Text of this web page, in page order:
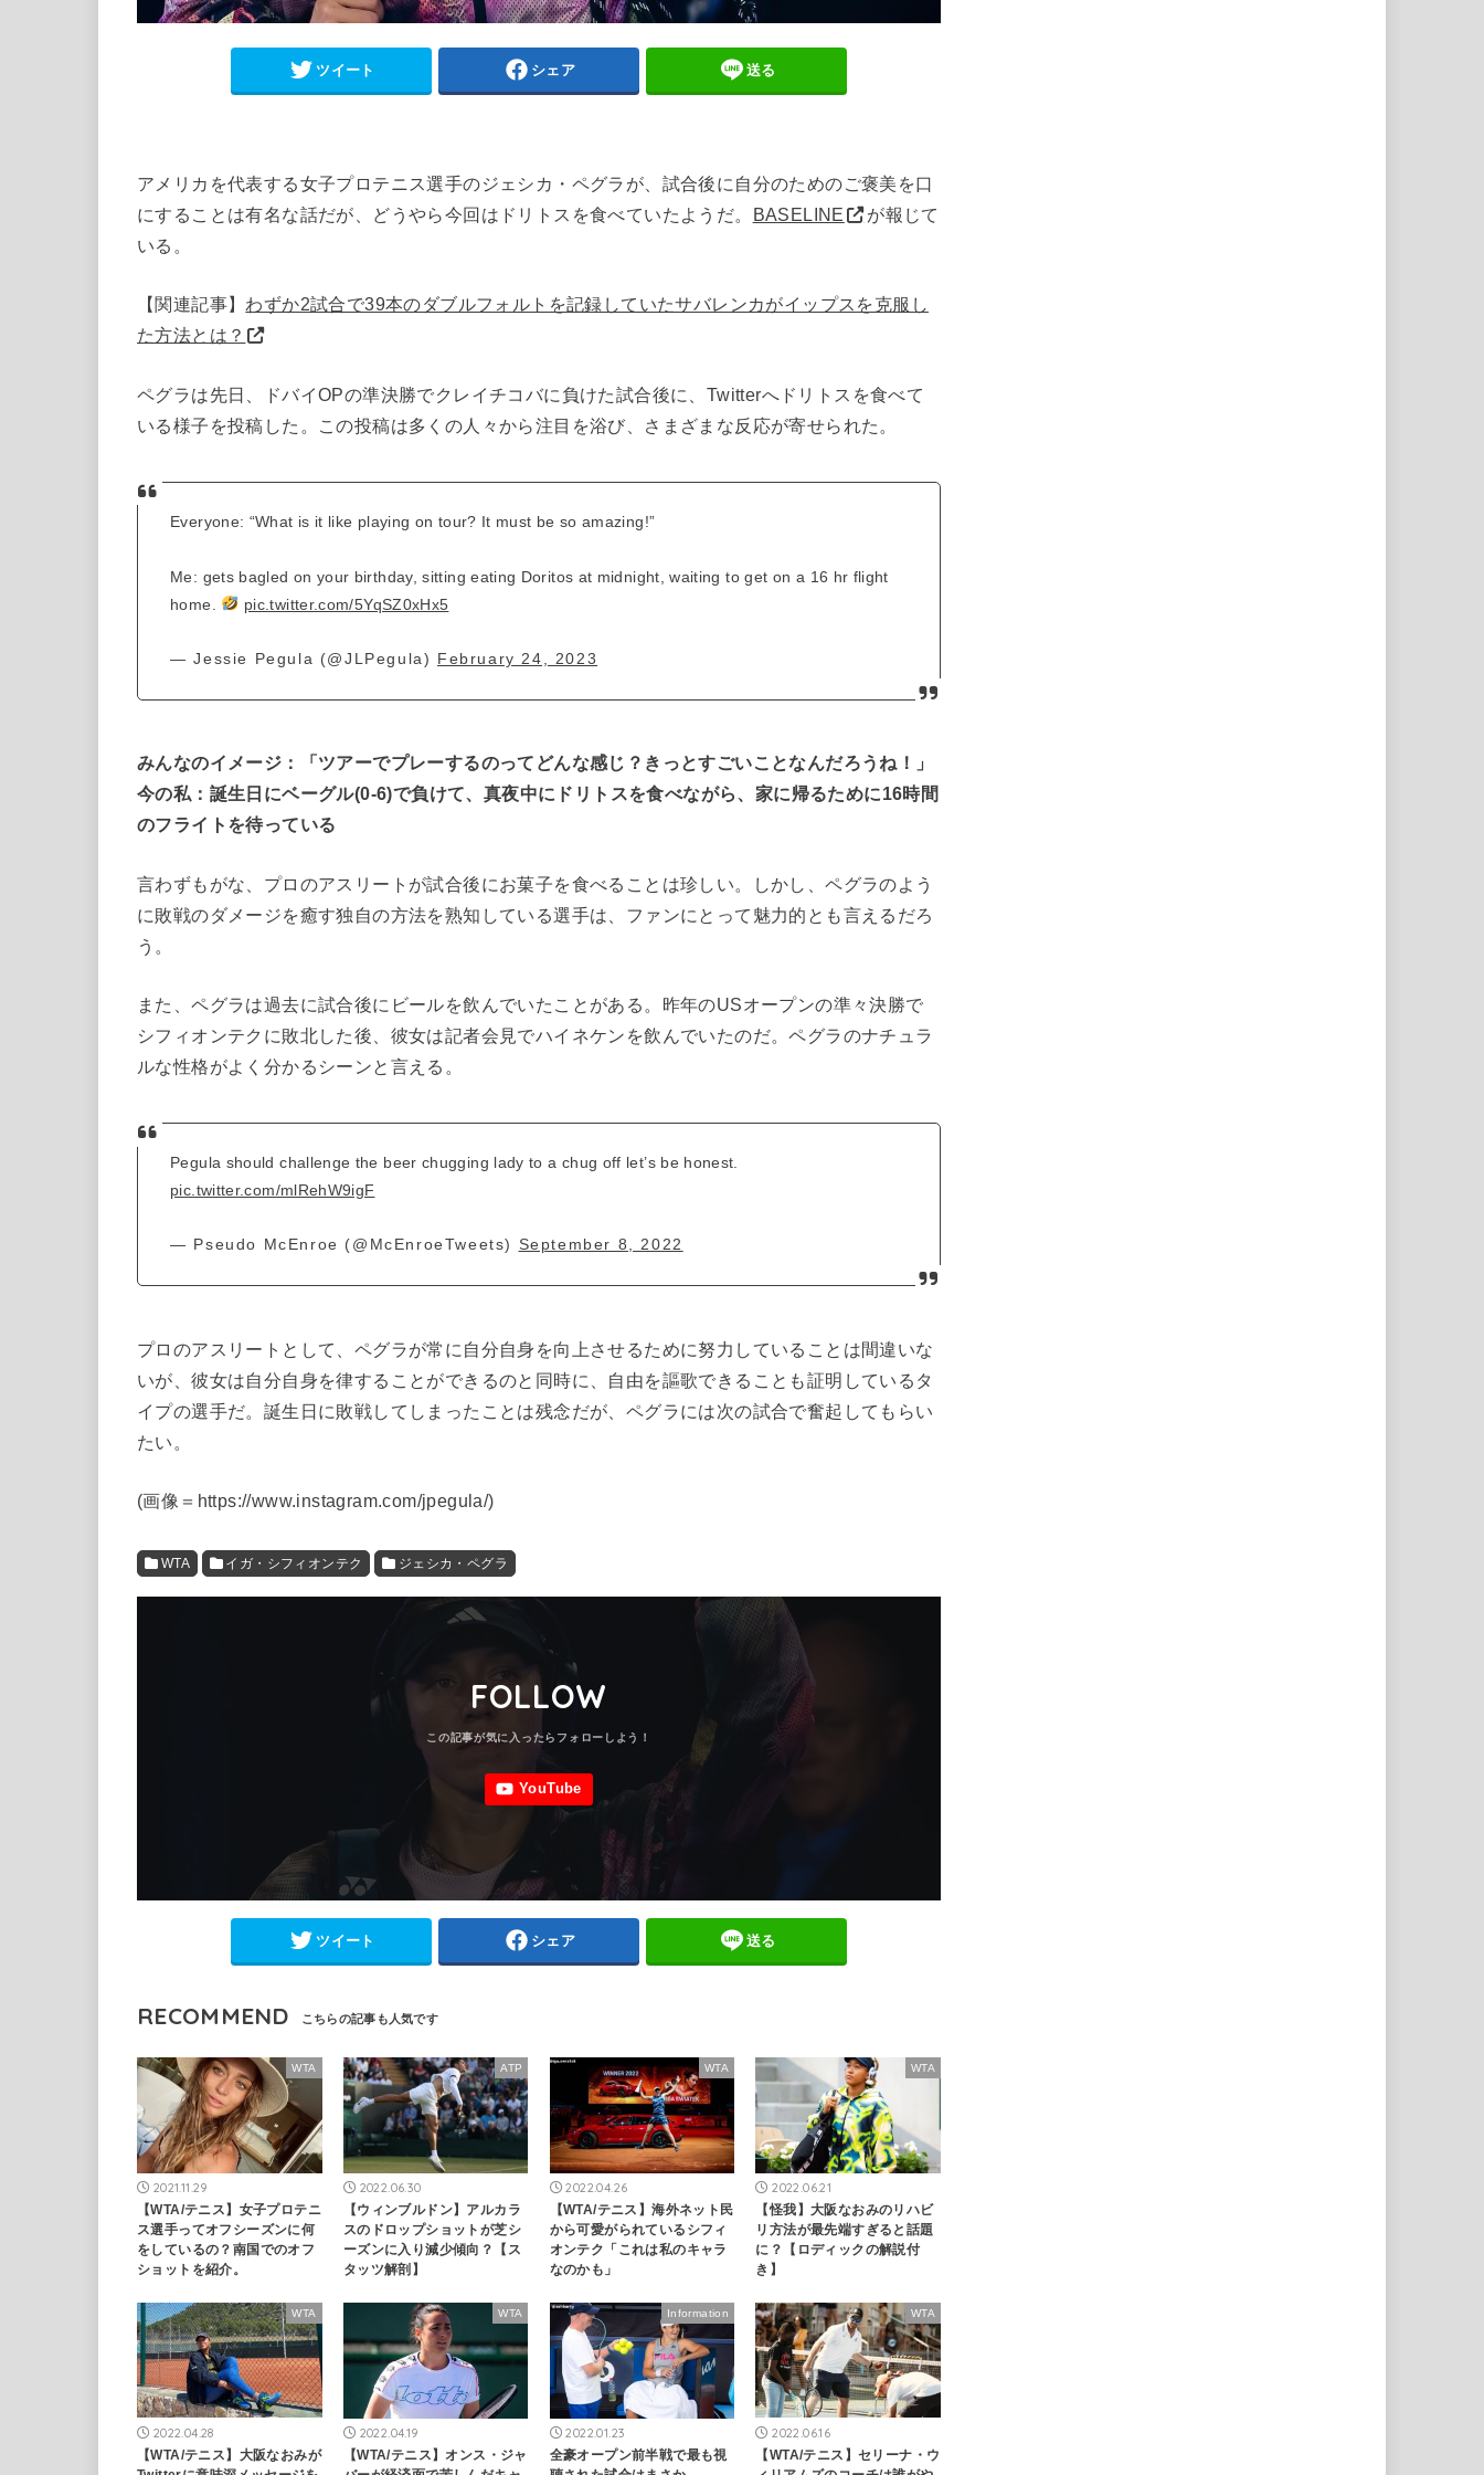
ツイート シェア 送る
アメリカを代表する女子プロテニス選手のジェシカ・ペグラが、試合後に自分のためのご褒美を口
にすることは有名な話だが、どうやら今回はドリトスを食べていたようだ。
BASELINE
が報じて
いる。
【関連記事】 わずか2試合で39本のダブルフォルトを記録していたサバレンカがイップスを克服し
た方法とは？
ペグラは先日、ドバイOPの準決勝でクレイチコバに負けた試合後に、Twitterへドリトスを食べて
いる様子を投稿した。この投稿は多くの人々から注目を浴び、さまざまな反応が寄せられた。
Everyone: “What is it like playing on tour? It must be so amazing!”
Me: gets bagled on your birthday, sitting eating Doritos at midnight, waiting to get on a 16 hr flight
home.
pic.twitter.com/5YqSZ0xHx5
— Jessie Pegula (@JLPegula) February 24, 2023
みんなのイメージ：「ツアーでプレーするのってどんな感じ？きっとすごいことなんだろうね！」
今の私：誕生日にベーグル(0-6)で負けて、真夜中にドリトスを食べながら、家に帰るために16時間
のフライトを待っている
言わずもがな、プロのアスリートが試合後にお菓子を食べることは珍しい。しかし、ペグラのよう
に敗戦のダメージを癒す独自の方法を熟知している選手は、ファンにとって魅力的とも言えるだろ
う。
また、ペグラは過去に試合後にビールを飲んでいたことがある。昨年のUSオープンの準々決勝で
シフィオンテクに敗北した後、彼女は記者会見でハイネケンを飲んでいたのだ。ペグラのナチュラ
ルな性格がよく分かるシーンと言える。
Pegula should challenge the beer chugging lady to a chug off let’s be honest.
pic.twitter.com/mlRehW9igF
— Pseudo McEnroe (@McEnroeTweets) September 8, 2022
プロのアスリートとして、ペグラが常に自分自身を向上させるために努力していることは間違いな
いが、彼女は自分自身を律することができるのと同時に、自由を謳歌できることも証明しているタ
イプの選手だ。誕生日に敗戦してしまったことは残念だが、ペグラには次の試合で奮起してもらい
たい。
(画像＝https://www.instagram.com/jpegula/)
WTA イガ・シフィオンテク ジェシカ・ペグラ
FOLLOW
ツイート シェア 送る
RECOMMEND
WTA
2021.11.29
【WTA/テニス】女子プロテニ
ス選手ってオフシーズンに何
をしているの？南国でのオフ
ショットを紹介。
ATP
2022.06.30
【ウィンブルドン】アルカラ
スのドロップショットが芝シ
ーズンに入り減少傾向？【ス
タッツ解剖】
WTA
2022.04.26
【WTA/テニス】海外ネット民
から可愛がられているシフィ
オンテク「これは私のキャラ
なのかも」
WTA
2022.06.21
【怪我】大阪なおみのリハビ
リ方法が最先端すぎると話題
に？【ロディックの解説付
き】
WTA
2022.04.28
【WTA/テニス】大阪なおみが
WTA
2022.04.19
【WTA/テニス】オンス・ジャ
Information
2022.01.23
全豪オープン前半戦で最も視
WTA
2022.06.16
【WTA/テニス】セリーナ・ウ